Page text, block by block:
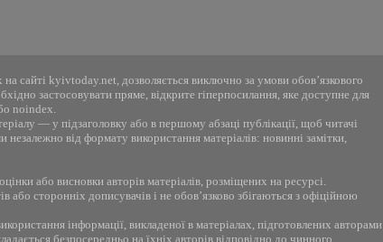
сайті kyivtoday.net, дозволяється виключно за умови обов’язкового
застосовувати пряме, відкрите гіперпосилання, яке доступне для
noindex.
— у підзаголовку або в першому абзаці публікації, щоб читачі
від формату використання матеріалів: новинні замітки,
або висновки авторів матеріалів, розміщених на ресурсі.
сторонніх дописувачів і не обов’язково збігаються з офіційною
інформації, викладеної в матеріалах, підготовлених авторами
безпосередньо на їхніх авторів відповідно до чинного